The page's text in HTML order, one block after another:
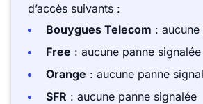
d’accès suivants :
Bouygues Telecom :
Free : aucune panne signalée
Orange : aucune panne
SFR : aucune panne signalée